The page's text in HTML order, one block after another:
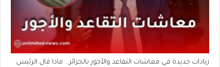
زيادات جديدة في معاشات التقاعد والأجور بالجزائر.. ماذا قال الرئيس